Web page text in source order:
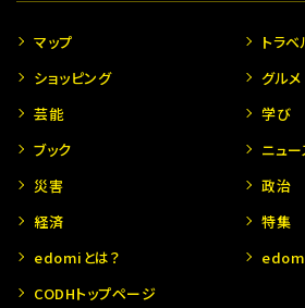
マップ
トラベ
ショッピング
グルメ
芸能
学び
ブック
ニュー
災害
政治
経済
特集
edomiとは？
CODHトップページ